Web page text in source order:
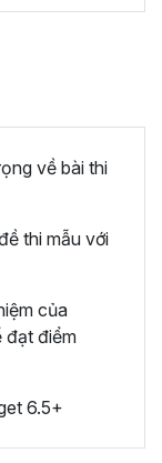
về bài thi
thi mẫu với
của
đạt điểm
6.5+